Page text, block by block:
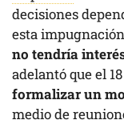
decisiones
esta
no tendría
adelantó que el
formalizar un
medio de